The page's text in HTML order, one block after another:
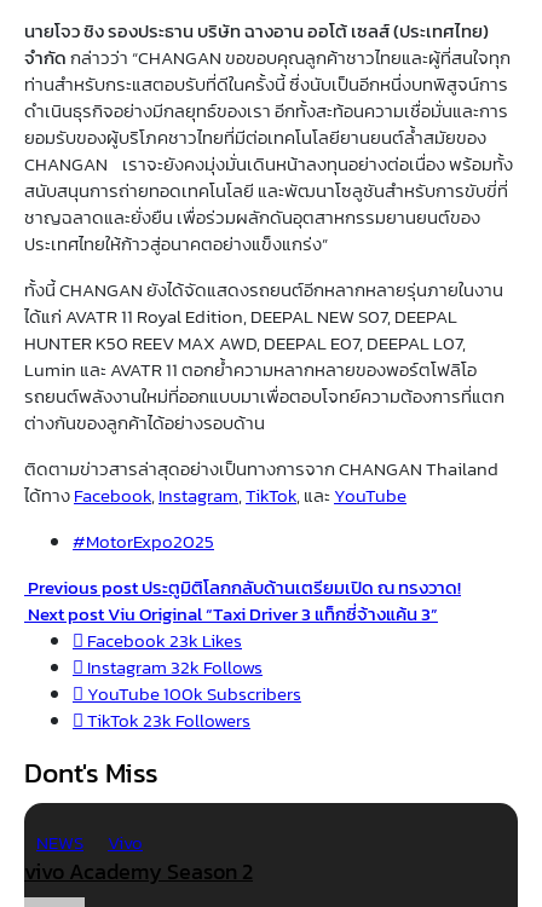
นายโจว ชิง รองประธาน บริษัท ฉางอาน ออโต้ เซลส์(ประเทศไทย)
จำกัดกล่าวว่า “CHANGAN ขอขอบคุณลูกค้าชาวไทยและผู้ที่สนใจทุก
ท่านสำหรับกระแสตอบรับที่ดีในครั้งนี้ ซึ่งนับเป็นอีกหนึ่งบทพิสูจน์การ
ดำเนินธุรกิจอย่างมีกลยุทธ์ของเรา อีกทั้งสะท้อนความเชื่อมั่นและการ
ยอมรับของผู้บริโภคชาวไทยที่มีต่อเทคโนโลยียานยนต์ล้ำสมัยของ
CHANGAN เราจะยังคงมุ่งมั่นเดินหน้าลงทุนอย่างต่อเนื่อง พร้อมทั้ง
สนับสนุนการถ่ายทอดเทคโนโลยี และพัฒนาโซลูชันสำหรับการขับขี่ที่
ชาญฉลาดและยั่งยืน เพื่อร่วมผลักดันอุตสาหกรรมยานยนต์ของ
ประเทศไทยให้ก้าวสู่อนาคตอย่างแข็งแกร่ง”
ทั้งนี้ CHANGAN ยังได้จัดแสดงรถยนต์อีกหลากหลายรุ่นภายในงาน
ได้แก่ AVATR 11 Royal Edition, DEEPAL NEW S07, DEEPAL
HUNTER K50 REEV MAX AWD, DEEPAL E07, DEEPAL L07,
Lumin และ AVATR 11 ตอกย้ำความหลากหลายของพอร์ตโฟลิโอ
รถยนต์พลังงานใหม่ที่ออกแบบมาเพื่อตอบโจทย์ความต้องการที่แตก
ต่างกันของลูกค้าได้อย่างรอบด้าน
ติดตามข่าวสารล่าสุดอย่างเป็นทางการจาก CHANGAN Thailand
ได้ทางFacebook,Instagram,TikTok, และYouTube
#MotorExpo2025
Previous postประตูมิติโลกกลับด้านเตรียมเปิด ณ ทรงวาด!
Next postViu Original “Taxi Driver 3 แท็กซี่จ้างแค้น 3”
Facebook23k Likes
Instagram32k Follows
YouTube100kSubscribers
TikTok23k Followers
Dont's Miss
NEWS Vivo
vivo Academy Season 2